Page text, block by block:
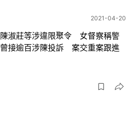
2021-04-20
陳淑莊等涉違限聚令 女督察稱警
曾接逾百涉陳投訴 案交重案跟進